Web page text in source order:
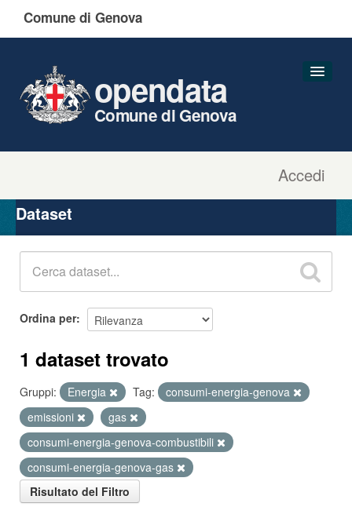
Comune di Genova
Accedi
opendata
Comune di Genova
Organizzazioni
Gruppi
Dataset
Ordina per
1 dataset trovato
Gruppi: Energia Tag:
consumi-energia-genova
emissioni
gas
consumi-energia-genova-combustibili
consumi-energia-genova-gas
Risultato del Filtro